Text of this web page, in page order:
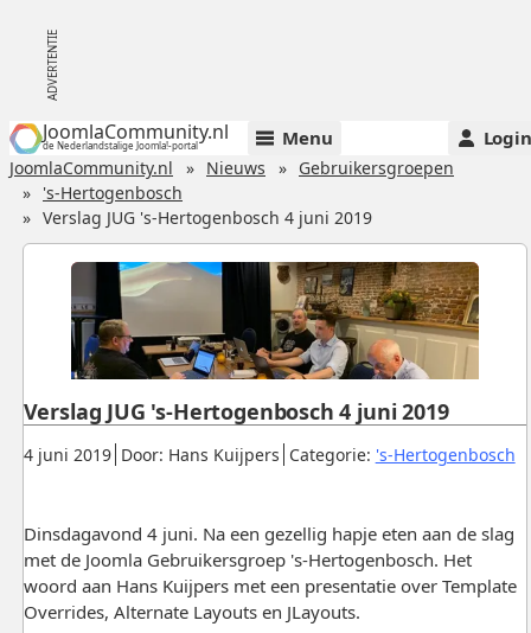
JoomlaCommunity.nl
de Nederlandstalige Joomla!-portal Menu Login
JoomlaCommunity.nl Nieuws
Gebruikersgroepen
's-Hertogenbosch
Verslag JUG 's-Hertogenbosch 4 juni 2019
Gepubliceerd:
4 juni 2019. Door: Hans Kuijpers. Categorie: 's-Hertogenbosch.
Verslag JUG 's-Hertogenbosch 4 juni 2019
Dinsdagavond 4 juni. Na een gezellig hapje eten aan de slag
met de Joomla Gebruikersgroep 's-Hertogenbosch. Het
woord aan Hans Kuijpers met een presentatie over Template
Overrides, Alternate Layouts en JLayouts.